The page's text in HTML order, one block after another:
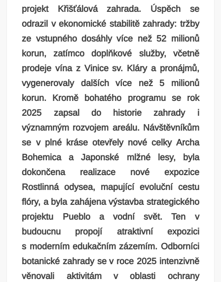
projekt Křišťálová zahrada. Úspěch se
odrazil v ekonomické stabilitě zahrady: tržby
ze vstupného dosáhly více než 52 milionů
korun, zatímco doplňkové služby, včetně
prodeje vína z Vinice sv. Kláry a pronájmů,
vygenerovaly dalších více než 5 milionů
korun. Kromě bohatého programu se rok
2025 zapsal do historie zahrady i
významným rozvojem areálu. Návštěvníkům
se v plné kráse otevřely nové celky Archa
Bohemica a Japonské mlžné lesy, byla
dokončena realizace nové expozice
Rostlinná odysea, mapující evoluční cestu
flóry, a byla zahájena výstavba strategického
projektu Pueblo a vodní svět. Ten v
budoucnu propojí atraktivní expozici
s moderním edukačním zázemím. Odborníci
botanické zahrady se v roce 2025 intenzivně
věnovali aktivitám v oblasti ochrany